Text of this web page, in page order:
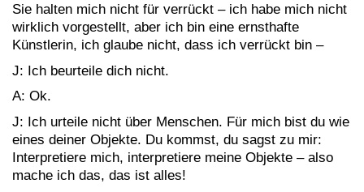
Sie halten mich nicht für verrückt – ich habe mich nicht
wirklich vorgestellt, aber ich bin eine ernsthafte
Künstlerin, ich glaube nicht, dass ich verrückt bin –
J: Ich beurteile dich nicht.
A: Ok.
J: Ich urteile nicht über Menschen. Für mich bist du wie
eines deiner Objekte. Du kommst, du sagst zu mir:
Interpretiere mich, interpretiere meine Objekte – also
mache ich das, das ist alles!